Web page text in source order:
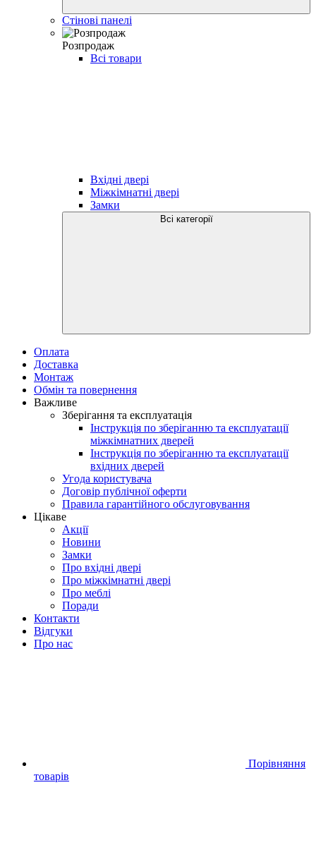
Стінові панелі
Розпродаж
Всі товари
Вхідні двері
Міжкімнатні двері
Замки
Всі категорії
Оплата
Доставка
Монтаж
Обмін та повернення
Важливе
Зберігання та експлуатація
Інструкція по зберіганню та експлуатації
міжкімнатних дверей
Інструкція по зберіганню та експлуатації
вхідних дверей
Угода користувача
Договір публічної оферти
Правила гарантійного обслуговування
Цікаве
Акції
Новини
Замки
Про вхідні двері
Про міжкімнатні двері
Про меблі
Поради
Контакти
Відгуки
Про нас
Порівняння
товарів